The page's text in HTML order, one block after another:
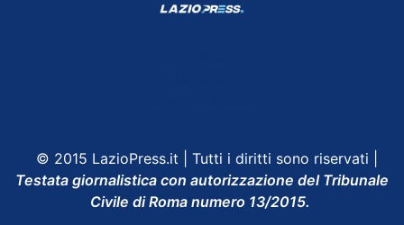
© 2015 LazioPress.it | Tutti i diritti sono riservati |
Testata giornalistica con autorizzazione del Tribunale
Civile di Roma numero 13/2015.